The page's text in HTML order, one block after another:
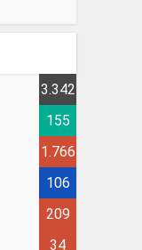
3.342
155
1.766
106
209
34